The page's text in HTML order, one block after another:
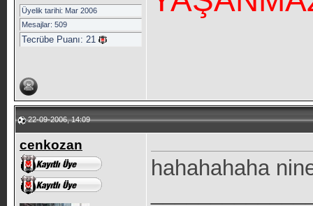
Üyelik tarihi: Mar 2006
Mesajlar: 509
Tecrübe Puanı: 21
22-09-2006, 14:09
cenkozan
hahahahaha